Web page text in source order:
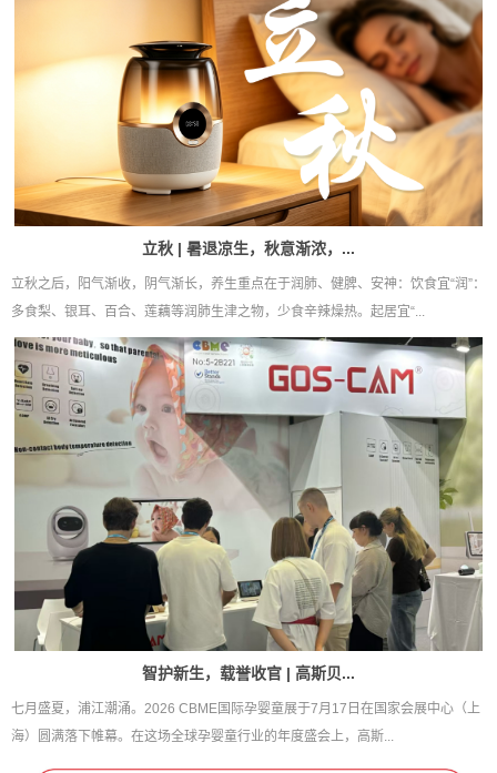
立秋 | 暑退凉生，秋意渐浓，...
立秋之后，阳气渐收，阴气渐长，养生重点在于润肺、健脾、安神：饮食宜“润”：
多食梨、银耳、百合、莲藕等润肺生津之物，少食辛辣燥热。起居宜“...
智护新生，载誉收官 | 高斯贝...
七月盛夏，浦江潮涌。2026 CBME国际孕婴童展于7月17日在国家会展中心（上
海）圆满落下帷幕。在这场全球孕婴童行业的年度盛会上，高斯...